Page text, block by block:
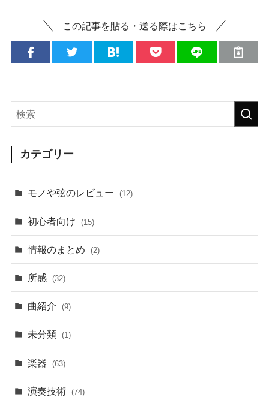
この記事を貼る・送る際はこちら
カテゴリー
モノや弦のレビュー (12)
初心者向け (15)
情報のまとめ (2)
所感 (32)
曲紹介 (9)
未分類 (1)
楽器 (63)
演奏技術 (74)